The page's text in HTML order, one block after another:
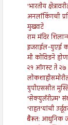
'भारतीय
अनलॉकिंगची
मुखवटे
राम मंदिर
इजराईल-युएई
मी कोविडने
२१ ऑगस्ट ते
युपीएससीत
‘सेक्युलॅरीज़्म’
‘राहत’यांची
बैरूत: आधुनिक